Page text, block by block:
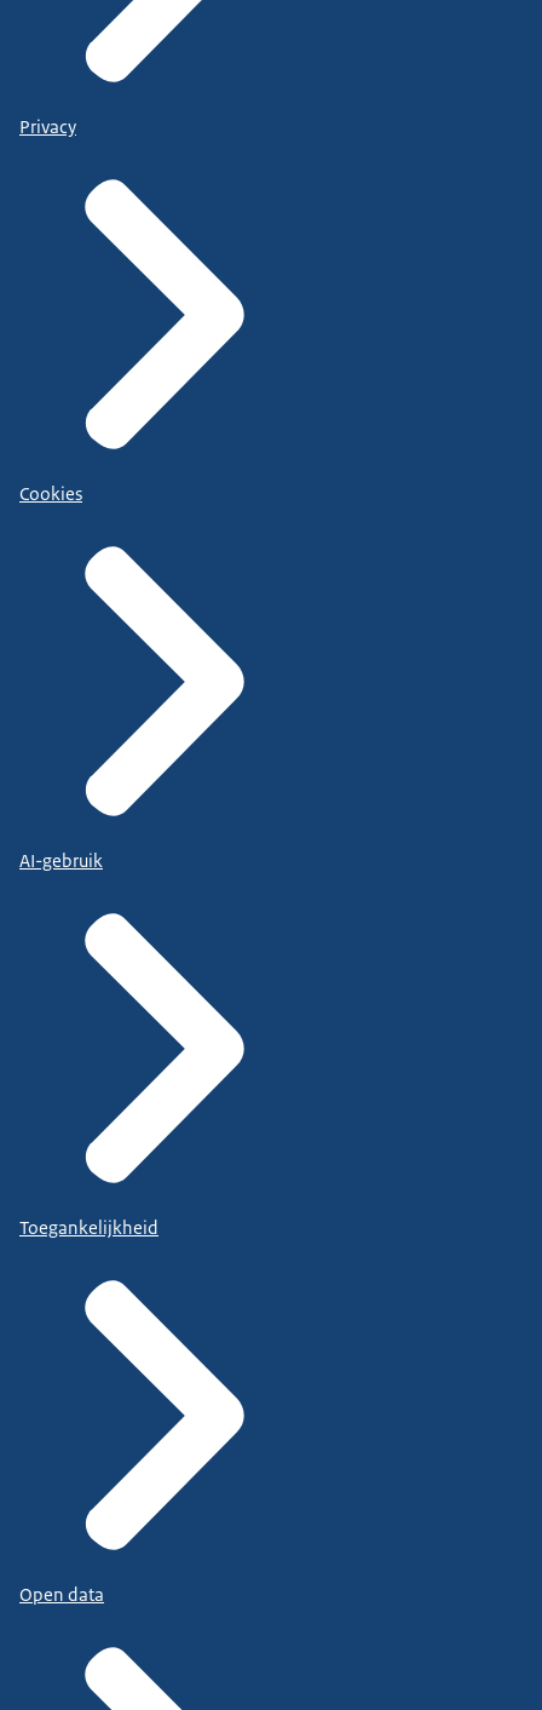
Privacy
Cookies
AI-gebruik
Toegankelijkheid
Open data